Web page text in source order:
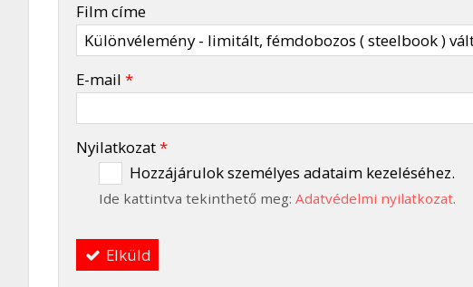
-
Film címe
E-mail *
Nyilatkozat*
Hozzájárulok személyes adataim kezeléséhez.
Ide kattintva tekinthető meg:Adatvédelmi nyilatkozat.
Elküld